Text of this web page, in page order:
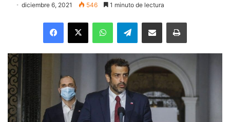
diciembre 6, 2021 546 1 minuto de lectura
Facebook
X WhatsAppTelegramEnviar vía email Imprimir